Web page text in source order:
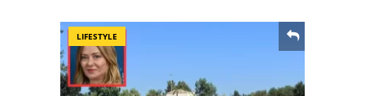
LIFESTYLE